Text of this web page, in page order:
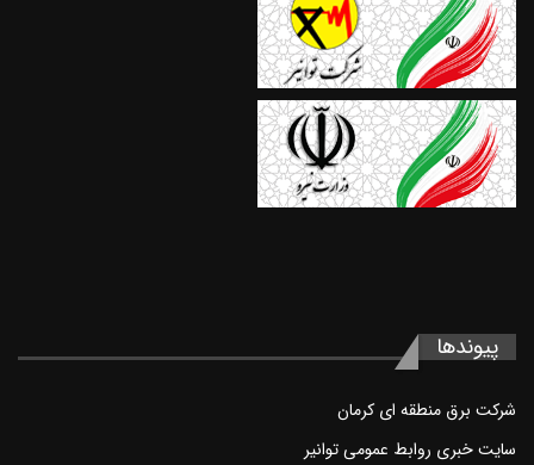
پیوند‌ها
شرکت برق منطقه ای کرمان
سايت خبری روابط عمومی توانير